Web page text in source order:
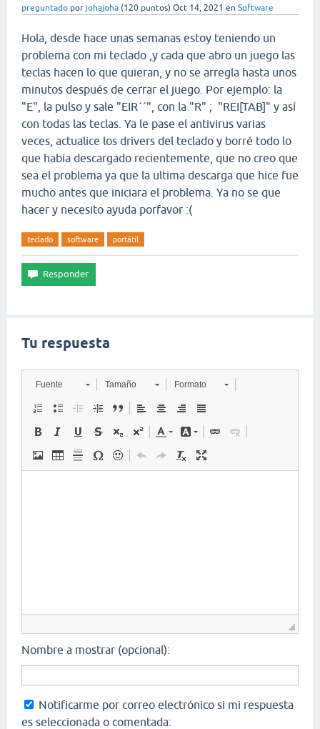
preguntado por johajoha (120 puntos) Oct 14, 2021 en Software
Hola, desde hace unas semanas estoy teniendo un
problema con mi teclado ,y cada que abro un juego las
teclas hacen lo que quieran, y no se arregla hasta unos
minutos después de cerrar el juego. Por ejemplo: la
"E", la pulso y sale "EIR´´", con la "R" ; "REI[TAB]" y así
con todas las teclas. Ya le pase el antivirus varias
veces, actualice los drivers del teclado y borré todo lo
que había descargado recientemente, que no creo que
sea el problema ya que la ultima descarga que hice fue
mucho antes que iniciara el problema. Ya no se que
hacer y necesito ayuda porfavor :(
teclado software portátil
Tu respuesta
Fuente Tamaño Formato
Nombre a mostrar (opcional):
Notificarme por correo electrónico si mi respuesta
es seleccionada o comentada: